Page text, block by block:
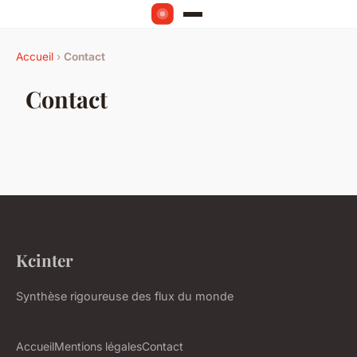
Accueil › Contact
Contact
Kcinter
Synthèse rigoureuse des flux du monde
AccueilMentions légalesContact